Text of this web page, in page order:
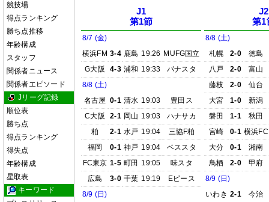
競技場
得点ランキング
勝ち点推移
年齢構成
スタッフ
関係者ニュース
関係者エピソード
Jリーグ記録
順位表
勝ち点
得点ランキング
得失点
年齢構成
星取表
キーワード
J1
第1節
8/7 (金)
横浜FM 3-4 鹿島 19:26 MUFG国立
G大阪
4-3 浦和 19:33
パナスタ
8/8 (土)
名古屋 0-1 清水 19:03
豊田ス
C大阪
2-1 岡山 19:03
ハナサカ
柏
2-1 水戸 19:04
三協F柏
福岡
0-1 神戸 19:04
ベススタ
FC東京 1-5 町田 19:05
味スタ
広島
3-0 千葉 19:19
Eピース
8/9 (日)
J2
第1
8/8 (土)
札幌
2-0
徳島
八戸
2-0
富山
藤枝
2-0
仙台
大宮
1-0
新潟
磐田
1-1
秋田
宮崎
0-1 横浜FC
大分
0-1
湘南
鳥栖
2-0
甲府
8/9 (日)
いわき 2-1
今治